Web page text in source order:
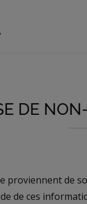
DE
proviennent de
de ces